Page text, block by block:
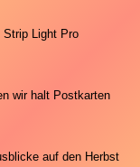
Strip Light Pro
wir halt Postkarten
auf den Herbst